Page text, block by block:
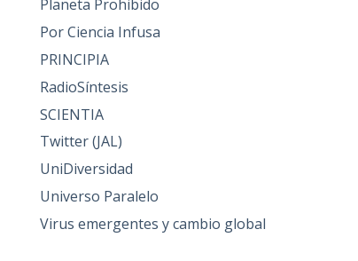
Planeta Prohibido
Por Ciencia Infusa
PRINCIPIA
RadioSíntesis
SCIENTIA
Twitter (JAL)
UniDiversidad
Universo Paralelo
Virus emergentes y cambio global